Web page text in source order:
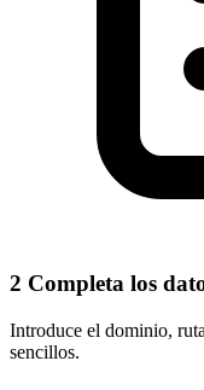
2 Completa los
Introduce el dominio,
sencillos.